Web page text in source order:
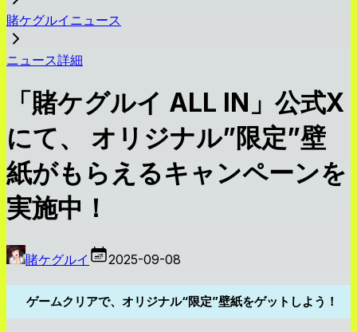
賭ケグルイニュース
ニュース詳細
「賭ケグルイ ALL IN」公式X
にて、 オリジナル”限定”壁
紙がもらえるキャンペーンを
実施中！
賭ケグルイ 2025-09-08
ゲームクリアで、オリジナル“限定”壁紙をゲットしよう！